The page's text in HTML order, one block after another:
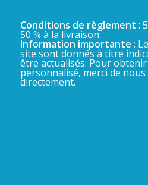
Conditions de règlement :
50 % à la livraison.
Information importante :
site sont donnés à titre
être actualisés. Pour
personnalisé, merci de
directement.